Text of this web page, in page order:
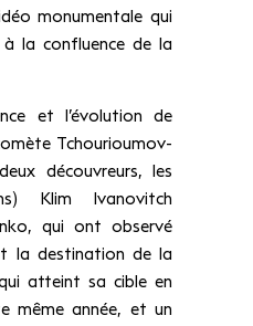
monumentale qui
la confluence de la
et l’évolution de
Tchourioumov-
découvreurs, les
Klim Ivanovitch
qui ont observé
la destination de la
atteint sa cible en
même année, et un